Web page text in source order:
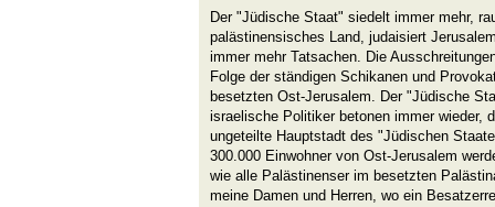
Der "Jüdische Staat" siedelt immer mehr,
palästinensisches Land, judaisiert
immer mehr Tatsachen. Die
Folge der ständigen Schikanen und
besetzten Ost-Jerusalem. Der "Jüdische
israelische Politiker betonen immer wieder,
ungeteilte Hauptstadt des "Jüdischen
300.000 Einwohner von Ost-Jerusalem
wie alle Palästinenser im besetzten
meine Damen und Herren, wo ein